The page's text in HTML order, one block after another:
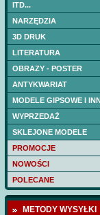
ITD...
NARZĘDZIA
3D DRUK
LITERATURA
OBRAZY - POSTER
ANTYKWARIAT
MODELE GIPSOWE I
WYPRZEDAŻ
SKLEJONE MODELE
PROMOCJE
NOWOŚCI
POLECANE
METODY WYSYŁKI